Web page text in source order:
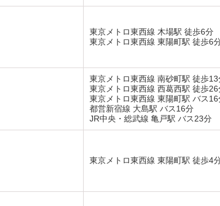
東京メトロ東西線 木場駅 徒歩6分
東京メトロ東西線 東陽町駅 徒歩6
東京メトロ東西線 南砂町駅 徒歩13
東京メトロ東西線 西葛西駅 徒歩26
東京メトロ東西線 東陽町駅 バス16
都営新宿線 大島駅 バス16分
JR中央・総武線 亀戸駅 バス23分
東京メトロ東西線 東陽町駅 徒歩4